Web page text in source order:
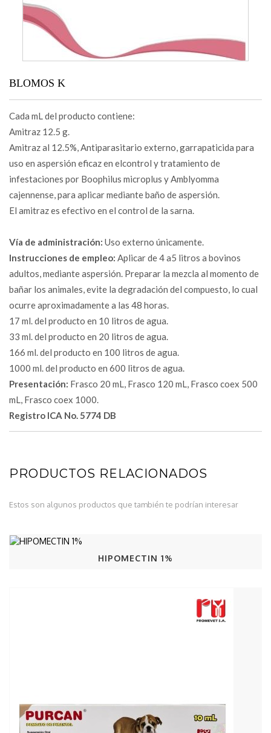
BLOMOS K
Cada mL del producto contiene:
Amitraz 12.5 g.
Amitraz al 12.5%, Antiparasitario externo, garrapaticida para
uso en aspersión eficaz en elcontrol y tratamiento de
infestaciones por Boophilus microplus y Amblyomma
cajennense, para aplicar mediante baño de aspersión.
El amitraz es efectivo en el control de la sarna.
Vía de administración: Uso externo únicamente.
Instrucciones de empleo: Aplicar de 4 a5 litros a bovinos
adultos, mediante aspersión. Preparar la mezcla al momento de
bañar los animales, evite la degradación del compuesto, lo cual
ocurre aproximadamente a las 48 horas.
17 ml. del producto en 10 litros de agua.
33 ml. del producto en 20 litros de agua.
166 ml. del producto en 100 litros de agua.
1000 ml. del producto en 600 litros de agua.
Presentación: Frasco 20 mL, Frasco 120 mL, Frasco coex 500
mL, Frasco coex 1000.
Registro ICA No. 5774 DB
PRODUCTOS RELACIONADOS
Estos son algunos productos que también te podrían interesar
HIPOMECTIN 1%